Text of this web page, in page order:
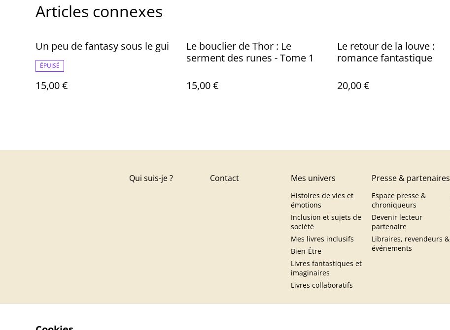
Articles connexes
Un peu de fantasy sous le gui
ÉPUISÉ
15,00 €
Le bouclier de Thor : Le
serment des runes - Tome 1
15,00 €
Le retour de la louve :
romance fantastique
20,00 €
Qui suis-je ? Contact Mes univers
Histoires de vies et
émotions
Inclusion et sujets de
société
Mes livres inclusifs
Bien-Être
Livres fantastiques et
imaginaires
Livres collaboratifs
Presse & partenaires
Espace presse &
chroniqueurs
Devenir lecteur
partenaire
Libraires, revendeurs &
événements